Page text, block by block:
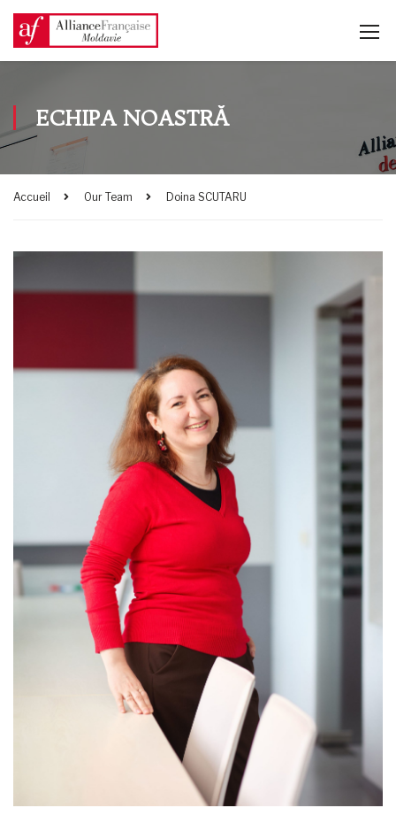
ECHIPA NOASTRĂ
Accueil Our Team Doina SCUTARU